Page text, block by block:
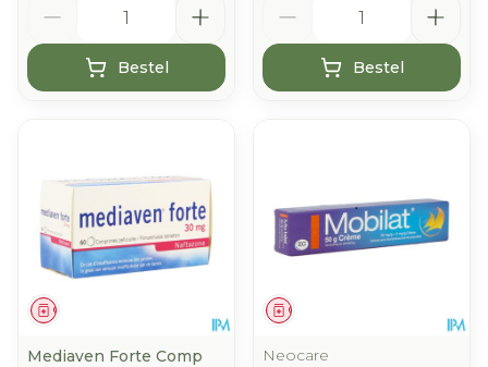
Bestel Bestel
Geneesmiddel
Mediaven Forte Comp
Geneesmiddel
Neocare